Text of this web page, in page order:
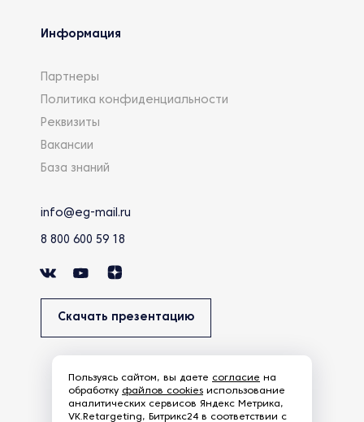
Информация
Партнеры
Политика конфиденциальности
Реквизиты
Вакансии
База знаний
info@eg-mail.ru
8 800 600 59 18
Скачать презентацию
Пользуясь сайтом, вы даете согласие на
обработку файлов cookies использование
аналитических сервисов Яндекс Метрика,
VK.Retargeting, Битрикс24 в соответствии с